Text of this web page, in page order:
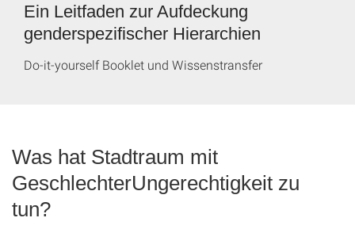
Ein Leitfaden zur Aufdeckung
genderspezifischer Hierarchien
Do-it-yourself Booklet und Wissenstransfer
Was hat Stadtraum mit
GeschlechterUngerechtigkeit zu
tun?